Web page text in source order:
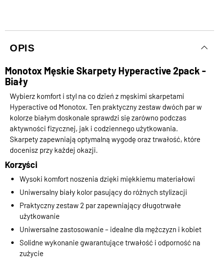
OPIS
Monotox Męskie Skarpety Hyperactive 2pack -
Biały
Wybierz komfort i styl na co dzień z męskimi skarpetami
Hyperactive od Monotox. Ten praktyczny zestaw dwóch par w
kolorze białym doskonale sprawdzi się zarówno podczas
aktywności fizycznej, jak i codziennego użytkowania.
Skarpety zapewniają optymalną wygodę oraz trwałość, które
docenisz przy każdej okazji.
Korzyści
Wysoki komfort noszenia dzięki miękkiemu materiałowi
Uniwersalny biały kolor pasujący do różnych stylizacji
Praktyczny zestaw 2 par zapewniający długotrwałe
użytkowanie
Uniwersalne zastosowanie – idealne dla mężczyzn i kobiet
Solidne wykonanie gwarantujące trwałość i odporność na
zużycie